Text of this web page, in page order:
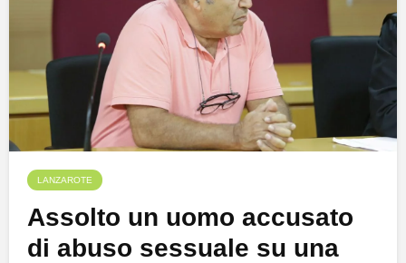
LANZAROTE
Assolto un uomo accusato
di abuso sessuale su una